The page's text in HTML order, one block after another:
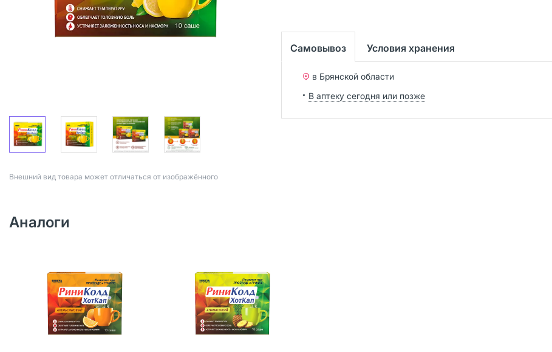
Bнешний вид товара может отличаться от изображённого
Самовывоз Условия хранения
в Брянской области
В аптеку сегодня или позже
Аналоги